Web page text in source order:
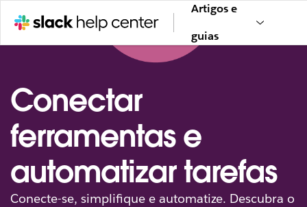
Artigos e
guias
Conectar
ferramentas e
automatizar tarefas
Conecte-se, simplifique e automatize. Descubra o